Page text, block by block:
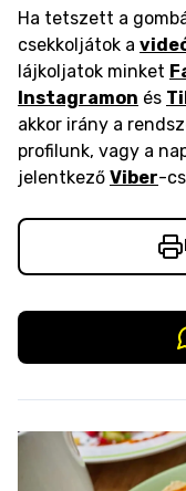
Ha tetszett a
csekkoljátok a
lájkoljatok minket
Instagramon és
akkor irány a
profilunk, vagy a
jelentkező Viber-